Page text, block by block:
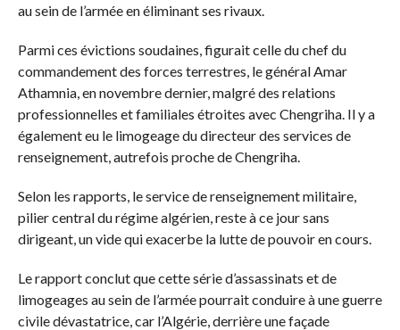
au sein de l’armée en éliminant ses rivaux.
Parmi ces évictions soudaines, figurait celle du chef du
commandement des forces terrestres, le général Amar
Athamnia, en novembre dernier, malgré des relations
professionnelles et familiales étroites avec Chengriha. Il y a
également eu le limogeage du directeur des services de
renseignement, autrefois proche de Chengriha.
Selon les rapports, le service de renseignement militaire,
pilier central du régime algérien, reste à ce jour sans
dirigeant, un vide qui exacerbe la lutte de pouvoir en cours.
Le rapport conclut que cette série d’assassinats et de
limogeages au sein de l’armée pourrait conduire à une guerre
civile dévastatrice, car l’Algérie, derrière une façade